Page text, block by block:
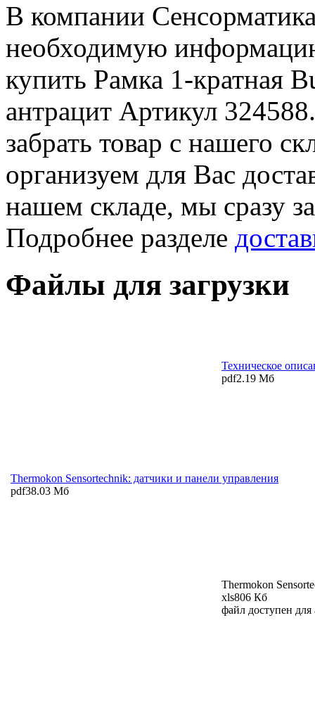
В компании
необходимую
купить Рамка 1-кратная
антрацит Артикул
забрать товар с нашего
организуем для Вас
нашем складе, мы сразу
Подробнее разделе
Файлы для загрузки
Техническое
pdf2.19 Мб
Thermokon Sensortechnik: датчики и панели управления
pdf38.03 Мб
Thermokon
xls806 Кб
файл доступен для